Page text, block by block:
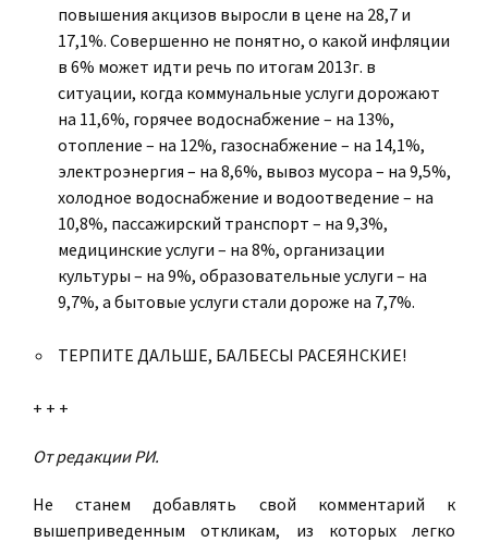
повышения акцизов выросли в цене на 28,7 и
17,1%. Совершенно не понятно, о какой инфляции
в 6% может идти речь по итогам 2013г. в
ситуации, когда коммунальные услуги дорожают
на 11,6%, горячее водоснабжение – на 13%,
отопление – на 12%, газоснабжение – на 14,1%,
электроэнергия – на 8,6%, вывоз мусора – на 9,5%,
холодное водоснабжение и водоотведение – на
10,8%, пассажирский транспорт – на 9,3%,
медицинские услуги – на 8%, организации
культуры – на 9%, образовательные услуги – на
9,7%, а бытовые услуги стали дороже на 7,7%.
ТЕРПИТЕ ДАЛЬШЕ, БАЛБЕСЫ РАСЕЯНСКИЕ!
+ + +
От редакции РИ.
Не станем добавлять свой комментарий к
вышеприведенным откликам, из которых легко